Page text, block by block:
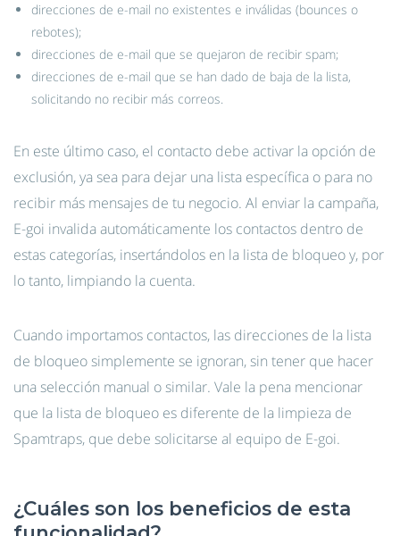
direcciones de e-mail no existentes e inválidas (bounces o
rebotes);
direcciones de e-mail que se quejaron de recibir spam;
direcciones de e-mail que se han dado de baja de la lista,
solicitando no recibir más correos.
En este último caso, el contacto debe activar la opción de
exclusión, ya sea para dejar una lista específica o para no
recibir más mensajes de tu negocio. Al enviar la campaña,
E-goi invalida automáticamente los contactos dentro de
estas categorías, insertándolos en la lista de bloqueo y, por
lo tanto, limpiando la cuenta.
Cuando importamos contactos, las direcciones de la lista
de bloqueo simplemente se ignoran, sin tener que hacer
una selección manual o similar. Vale la pena mencionar
que la lista de bloqueo es diferente de la limpieza de
Spamtraps, que debe solicitarse al equipo de E-goi.
¿Cuáles son los beneficios de esta